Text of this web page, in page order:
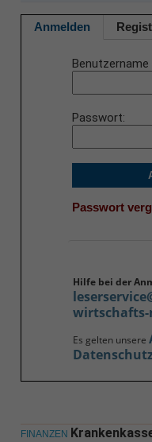
Anmelden
Passwort
Passwort
Hilfe bei der
Es gelten unsere
FINANZEN